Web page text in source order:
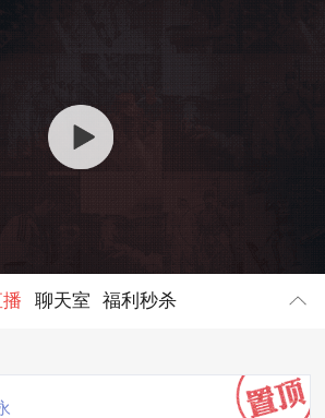
聊天室 福利秒杀